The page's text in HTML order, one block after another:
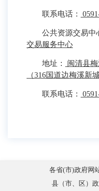
联系电话：
公共资源交易中
交易服务中心
地址：
闽清县
（316国道边梅溪新城
联系电话：
各省(市)政府网
县（市、区）